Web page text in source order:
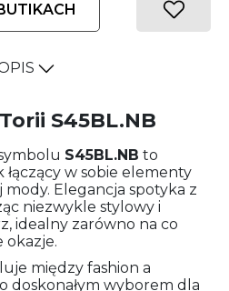
S45BL.NB
S45BL.NB to
w sobie elementy
mody. Elegancja spotyka z
niezwykle stylowy i
idealny zarówno na co
okazje.
między fashion a
doskonałym wyborem dla